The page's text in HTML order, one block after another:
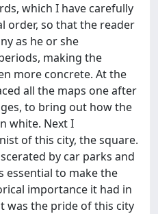
which I have carefully
order, so that the reader
as he or she
making the
more concrete. At the
all the maps one after
to bring out how the
white. Next I
of this city, the square.
by car parks and
essential to make the
importance it had in
was the pride of this city